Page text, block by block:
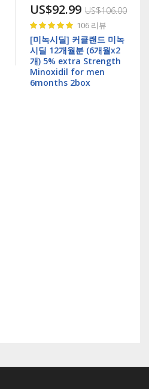
US$92.99 US$106.00
Rating:
99%
106 리뷰
[미녹시딜] 커클랜드 미녹
시딜 12개월분 (6개월x2
개) 5% extra Strength
Minoxidil for men
6months 2box